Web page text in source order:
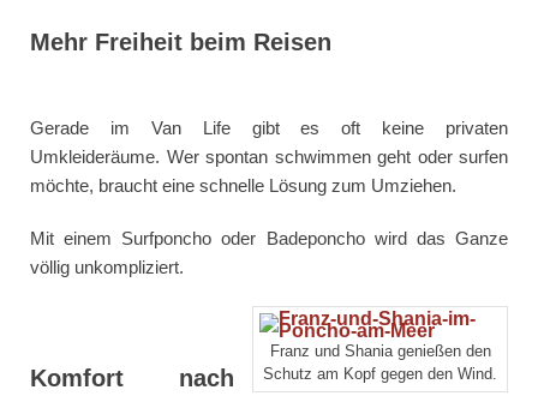
Mehr Freiheit beim Reisen
Gerade im Van Life gibt es oft keine privaten
Umkleideräume. Wer spontan schwimmen geht oder surfen
möchte, braucht eine schnelle Lösung zum Umziehen.
Mit einem Surfponcho oder Badeponcho wird das Ganze
völlig unkompliziert.
Franz und Shania genießen den
Schutz am Kopf gegen den Wind.
Komfort nach